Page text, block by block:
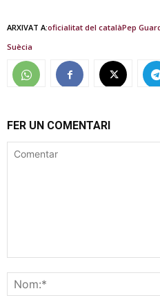
ARXIVAT A:oficialitat del catalàPep
Suècia
FER UN COMENTARI